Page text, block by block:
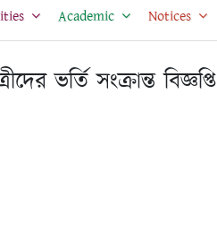
Academic Notices
ভর্তি সংক্রান্ত বিজ্ঞপ্তি